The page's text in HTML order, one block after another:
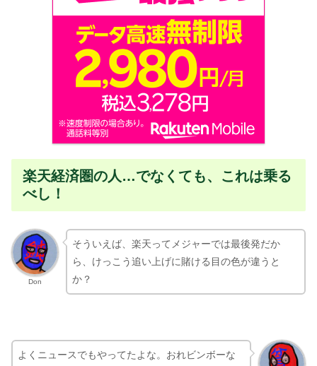
楽天経済圏の人…でなくても、これは乗る
べし！
Don
そういえば、楽天ってメジャーでは最後発だか
ら、けっこう追い上げに賭ける目の色が違うと
か？
よくニュースでもやってたよな。おれビンボーな